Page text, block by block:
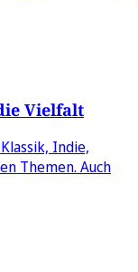
Vielfalt
Indie,
Themen. Auch